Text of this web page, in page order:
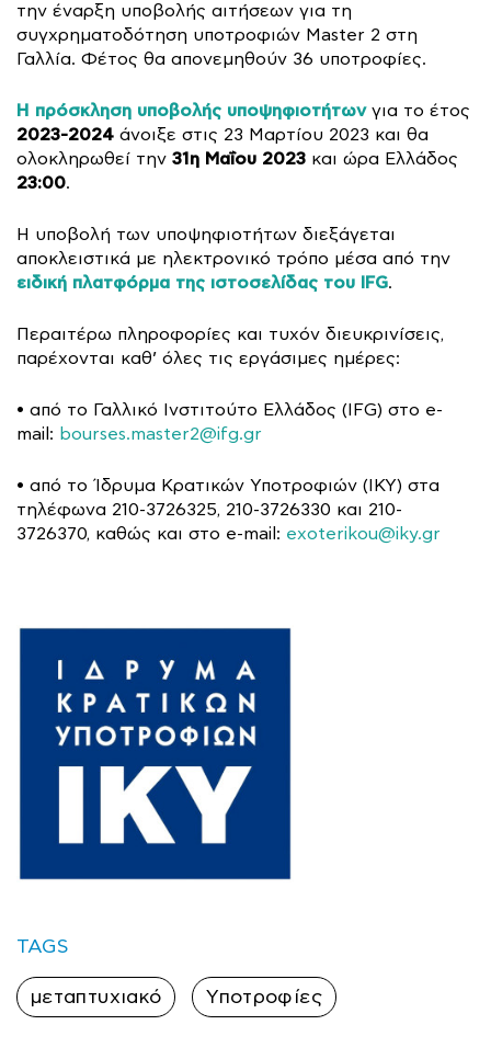
την έναρξη υποβολής αιτήσεων για τη
συγχρηματοδότηση υποτροφιών Master 2 στη
Γαλλία. Φέτος θα απονεμηθούν 36 υποτροφίες.
Η πρόσκληση υποβολής υποψηφιοτήτωνγια το έτος
2023-2024 άνοιξε στις 23 Μαρτίου 2023 και θα
ολοκληρωθεί την 31η Μαΐου 2023 και ώρα Ελλάδος
23:00.
Η υποβολή των υποψηφιοτήτων διεξάγεται
αποκλειστικά με ηλεκτρονικό τρόπο μέσα από την
ειδική πλατφόρμα της ιστοσελίδας του IFG.
Περαιτέρω πληροφορίες και τυχόν διευκρινίσεις,
παρέχονται καθ’ όλες τις εργάσιμες ημέρες:
• από το Γαλλικό Ινστιτούτο Ελλάδος (IFG) στo e-
mail: bourses.master2@ifg.gr
• από το Ίδρυμα Κρατικών Υποτροφιών (ΙΚΥ) στα
τηλέφωνα 210-3726325, 210-3726330 και 210-
3726370, καθώς και στο e-mail: exoterikou@iky.gr
TAGS
μεταπτυχιακό Υποτροφίες